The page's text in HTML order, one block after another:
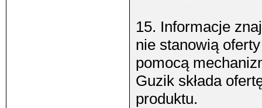
15. Informacje
nie stanowią
pomocą
Guzik składa
produktu.